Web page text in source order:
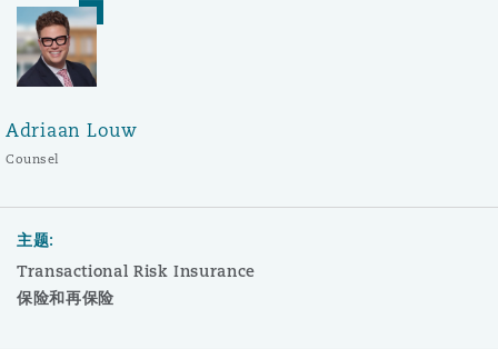
Adriaan Louw
Counsel
主题:
Transactional Risk Insurance
保险和再保险